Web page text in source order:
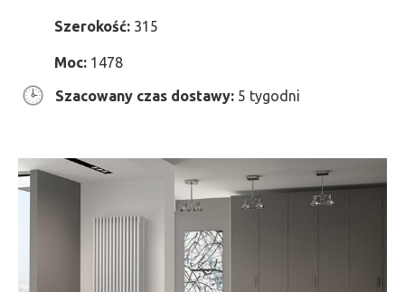
Szerokość: 315
Moc: 1478
Szacowany czas dostawy: 5 tygodni